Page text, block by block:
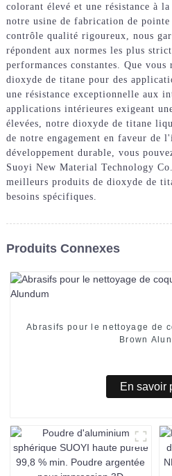
colorant élevé et une résistance à
notre usine de fabrication de pointe
contrôle qualité rigoureux, nous
répondent aux normes les plus
performances constantes. Que
dioxyde de titane pour des
une résistance exceptionnelle aux
applications intérieures exigeant
élevées, notre dioxyde de titane
de notre engagement en faveur de
développement durable, vous
Suoyi New Material Technology
meilleurs produits de dioxyde de
besoins spécifiques.
Produits Connexes
Abrasifs pour le nettoyage de
Brown
En savoir